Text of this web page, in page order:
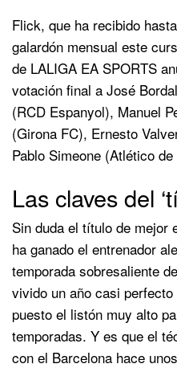
Flick, que ha recibido
galardón mensual este
de LALIGA EA SPORTS
votación final a José
(RCD Espanyol), Manuel
(Girona FC), Ernesto
Pablo Simeone (Atlético
Las claves del
Sin duda el título de mejor
ha ganado el entrenador
temporada sobresaliente
vivido un año casi
puesto el listón muy alto
temporadas. Y es que el
con el Barcelona hace